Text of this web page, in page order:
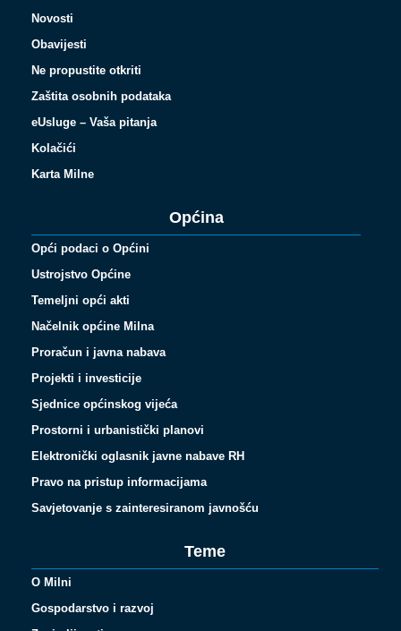
Novosti
Obavijesti
Ne propustite otkriti
Zaštita osobnih podataka
eUsluge – Vaša pitanja
Kolačići
Karta Milne
Općina
Opći podaci o Općini
Ustrojstvo Općine
Temeljni opći akti
Načelnik općine Milna
Proračun i javna nabava
Projekti i investicije
Sjednice općinskog vijeća
Prostorni i urbanistički planovi
Elektronički oglasnik javne nabave RH
Pravo na pristup informacijama
Savjetovanje s zainteresiranom javnošću
Teme
O Milni
Gospodarstvo i razvoj